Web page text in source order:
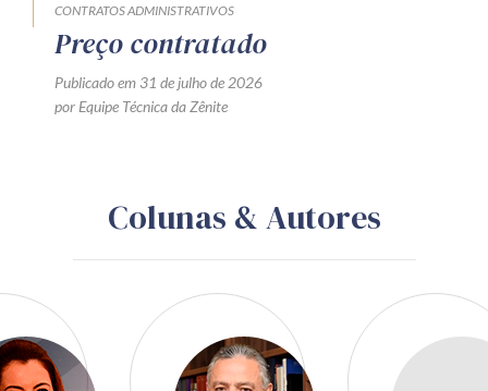
CONTRATOS ADMINISTRATIVOS
Preço contratado
Publicado em 31 de julho de 2026
por Equipe Técnica da Zênite
Colunas & Autores